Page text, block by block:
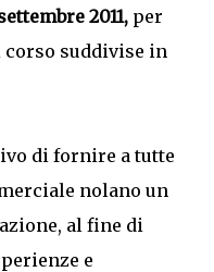
2011, per
corso suddivise in
di fornire a tutte
nolano un
al fine di
e